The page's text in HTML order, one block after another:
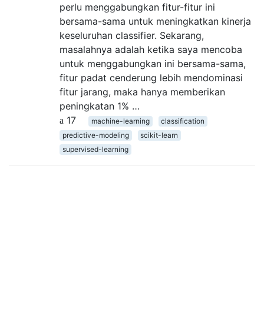
perlu menggabungkan fitur-fitur ini
bersama-sama untuk meningkatkan kinerja
keseluruhan classifier. Sekarang,
masalahnya adalah ketika saya mencoba
untuk menggabungkan ini bersama-sama,
fitur padat cenderung lebih mendominasi
fitur jarang, maka hanya memberikan
peningkatan 1% …
17
machine-learning
classification
predictive-modeling
scikit-learn
supervised-learning